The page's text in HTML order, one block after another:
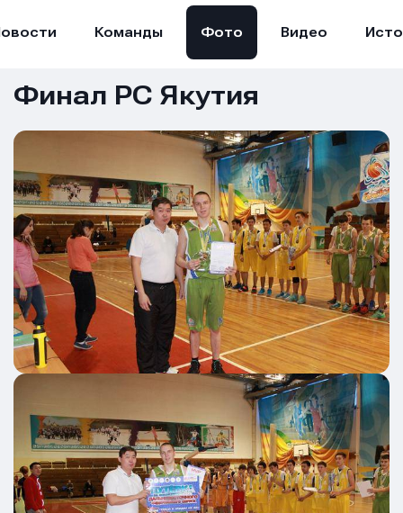
Команды Фото Видео
Финал РС Якутия